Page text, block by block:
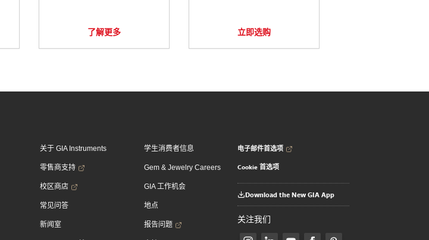
了解更多 立即选购
关于 GIA Instruments
零售商支持
校区商店
常见问答
新闻室
学生消费者信息
Gem & Jewelry Careers
GIA 工作机会
地点
报告问题
电子邮件首选项
Cookie 首选项
Download the New GIA App
关注我们